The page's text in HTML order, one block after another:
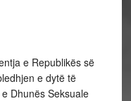
e Republikës së
e dytë të
Dhunës Seksuale